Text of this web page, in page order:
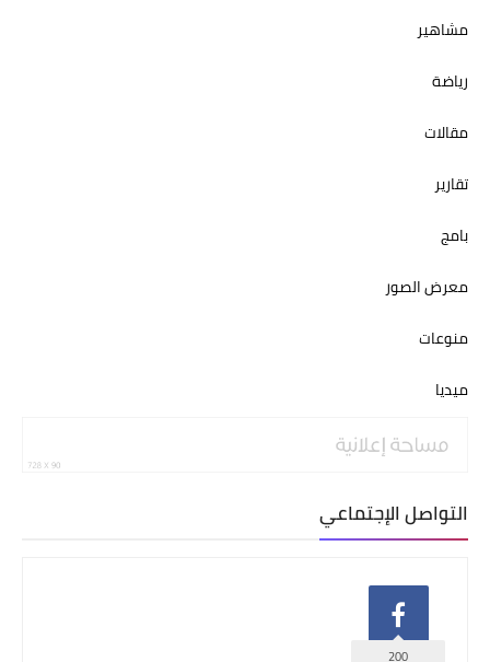
مشاهير
رياضة
مقالات
تقارير
بامج
معرض الصور
منوعات
ميديا
التواصل الإجتماعي
200